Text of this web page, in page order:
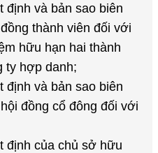
định và bản sao biên
thành viên đối với
hữu hạn hai thành
ty hợp danh;
định và bản sao biên
đồng cổ đông đối với
định của chủ sở hữu